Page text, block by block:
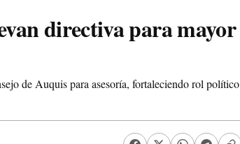
directiva para mayor
de Auquis para asesoría, fortaleciendo rol político